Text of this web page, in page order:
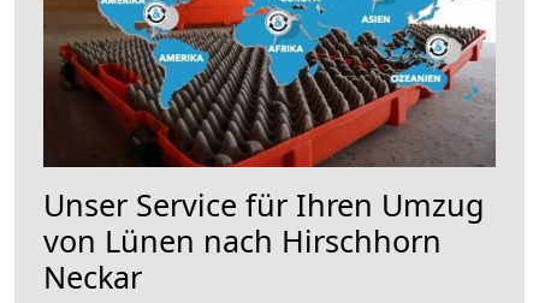
Unser Service für Ihren Umzug
von Lünen nach Hirschhorn
Neckar